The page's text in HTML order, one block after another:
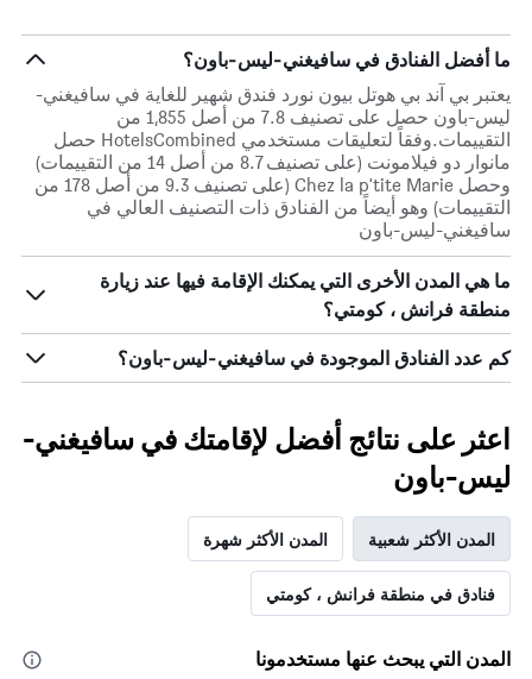
ما أفضل الفنادق في سافيغني-ليس-باون؟
يعتبر بي آند بي هوتل بيون نورد فندق شهير للغاية في سافيغني-
ليس-باون حصل على تصنيف 7.8 من أصل 1,855 من
التقييمات.وفقاً لتعليقات مستخدمي HotelsCombined حصل
مانوار دو فيلامونت (على تصنيف 8.7 من أصل 14 من التقييمات)
وحصل Chez la p'tite Marie (على تصنيف 9.3 من أصل 178 من
التقييمات) وهو أيضاً من الفنادق ذات التصنيف العالي في
سافيغني-ليس-باون
ما هي المدن الأخرى التي يمكنك الإقامة فيها عند زيارة
منطقة فرانش ، كومتي؟
كم عدد الفنادق الموجودة في سافيغني-ليس-باون؟
اعثر على نتائج أفضل لإقامتك في سافيغني-
ليس-باون
المدن الأكثر شعبية المدن الأكثر شهرة
فنادق في منطقة فرانش ، كومتي
المدن التي يبحث عنها مستخدمونا